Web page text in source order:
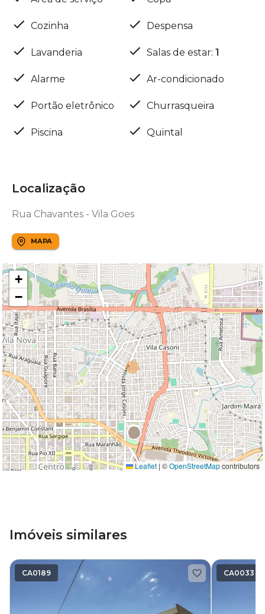
Cozinha Despensa
Lavanderia Salas de estar: 1
Alarme Ar-condicionado
Portão eletrônico Churrasqueira
Piscina Quintal
Localização
Rua Chavantes - Vila Goes
MAPA
+
−
Leaflet | ©OpenStreetMapcontributors
Imóveis similares
CA0189 CA0033